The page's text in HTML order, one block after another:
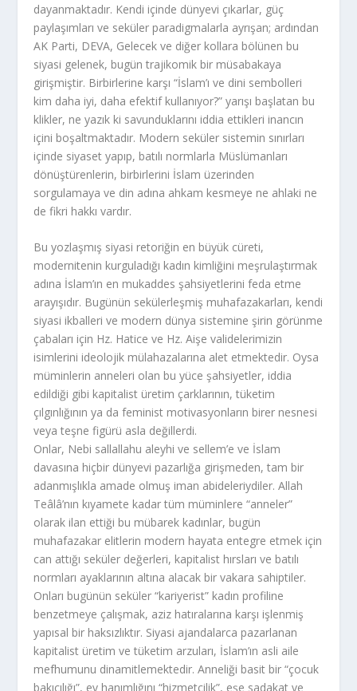
dayanmaktadır. Kendi içinde dünyevi çıkarlar, güç
paylaşımları ve seküler paradigmalarla ayrışan; ardından
AK Parti, DEVA, Gelecek ve diğer kollara bölünen bu
siyasi gelenek, bugün trajikomik bir müsabakaya
girişmiştir. Birbirlerine karşı “İslam’ı ve dini sembolleri
kim daha iyi, daha efektif kullanıyor?” yarışı başlatan bu
klikler, ne yazık ki savunduklarını iddia ettikleri inancın
içini boşaltmaktadır. Modern seküler sistemin sınırları
içinde siyaset yapıp, batılı normlarla Müslümanları
dönüştürenlerin, birbirlerini İslam üzerinden
sorgulamaya ve din adına ahkam kesmeye ne ahlaki ne
de fikri hakkı vardır.
Bu yozlaşmış siyasi retoriğin en büyük cüreti,
modernitenin kurguladığı kadın kimliğini meşrulaştırmak
adına İslam’ın en mukaddes şahsiyetlerini feda etme
arayışıdır. Bugünün sekülerleşmiş muhafazakarları, kendi
siyasi ikballeri ve modern dünya sistemine şirin görünme
çabaları için Hz. Hatice ve Hz. Aişe validelerimizin
isimlerini ideolojik mülahazalarına alet etmektedir. Oysa
müminlerin anneleri olan bu yüce şahsiyetler, iddia
edildiği gibi kapitalist üretim çarklarının, tüketim
çılgınlığının ya da feminist motivasyonların birer nesnesi
veya teşne figürü asla değillerdi.
Onlar, Nebi sallallahu aleyhi ve sellem’e ve İslam
davasına hiçbir dünyevi pazarlığa girişmeden, tam bir
adanmışlıkla amade olmuş iman abideleriydiler. Allah
Teâlâ’nın kıyamete kadar tüm müminlere “anneler”
olarak ilan ettiği bu mübarek kadınlar, bugün
muhafazakar elitlerin modern hayata entegre etmek için
can attığı seküler değerleri, kapitalist hırsları ve batılı
normları ayaklarının altına alacak bir vakara sahiptiler.
Onları bugünün seküler “kariyerist” kadın profiline
benzetmeye çalışmak, aziz hatıralarına karşı işlenmiş
yapısal bir haksızlıktır. Siyasi ajandalarca pazarlanan
kapitalist üretim ve tüketim arzuları, İslam’ın asli aile
mefhumunu dinamitlemektedir. Anneliği basit bir “çocuk
bakıcılığı”, ev hanımlığını “hizmetçilik”, eşe sadakat ve